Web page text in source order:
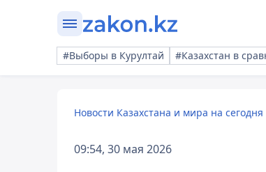
#Выборы в Курултай #Казахстан в
Новости Казахстана и мира на сегодня
09:54, 30 мая 2026